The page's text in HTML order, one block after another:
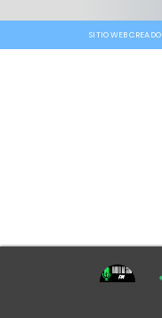
SITIO WEB